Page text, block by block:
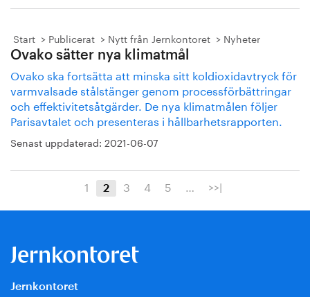
Start Publicerat Nytt från Jernkontoret Nyheter
Ovako sätter nya klimatmål
Ovako ska fortsätta att minska sitt koldioxidavtryck för
varmvalsade stålstänger genom processförbättringar
och effektivitetsåtgärder. De nya klimatmålen följer
Parisavtalet och presenteras i hållbarhetsrapporten.
Senast uppdaterad: 2021-06-07
1 2 3 4 5 … >>|
Jernkontoret